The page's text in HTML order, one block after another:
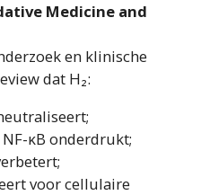
Medicine and
en klinische
dat H₂:
κB onderdrukt;
voor cellulaire